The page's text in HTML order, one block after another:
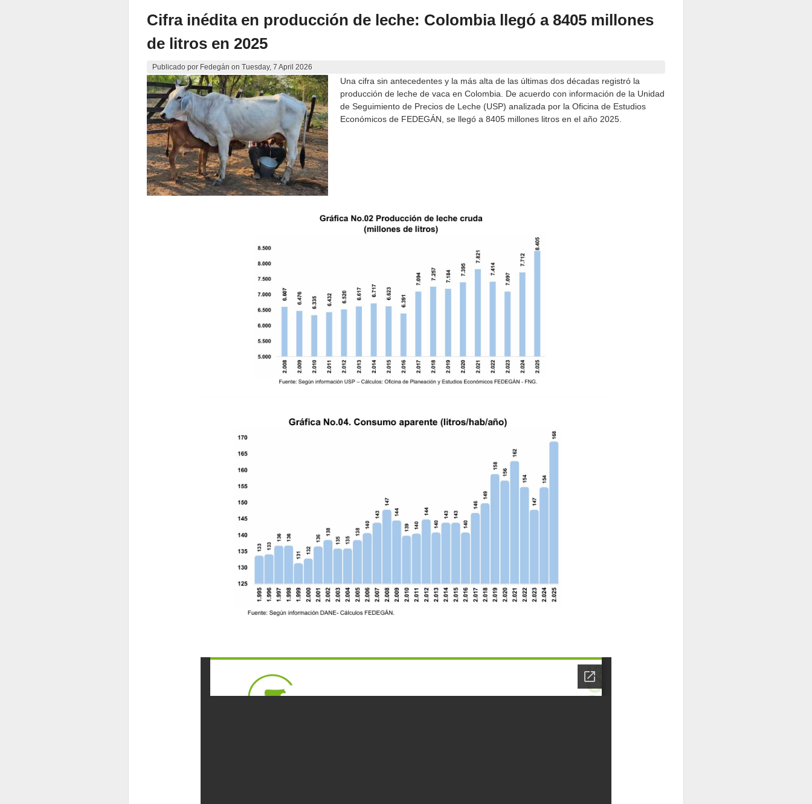
Cifra inédita en producción de leche: Colombia llegó a 8405 millones
de litros en 2025
Publicado por Fedegán onTuesday, 7 April 2026
Una cifra sin antecedentes y la más alta de las últimas dos décadas registró la
producción de leche de vaca en Colombia. De acuerdo con información de la Unidad
de Seguimiento de Precios de Leche (USP) analizada por la Oficina de Estudios
Económicos de FEDEGÁN, se llegó a 8405 millones litros en el año 2025.